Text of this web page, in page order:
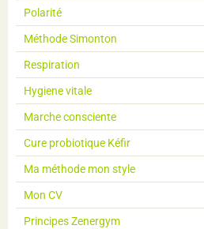
Polarité
Méthode Simonton
Respiration
Hygiene vitale
Marche consciente
Cure probiotique Kéfir
Ma méthode mon style
Mon CV
Principes Zenergym